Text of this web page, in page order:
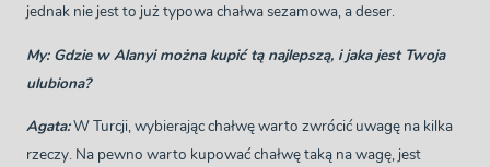
jednak nie jest to już typowa chałwa sezamowa, a deser.
My: Gdzie w Alanyi można kupić tą najlepszą, i jaka jest Twoja
ulubiona?
Agata:W Turcji, wybierając chałwę warto zwrócić uwagę na kilka
rzeczy. Na pewno warto kupować chałwę taką na wagę, jest